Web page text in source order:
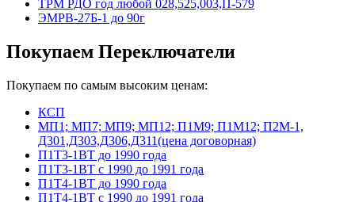
ТРМ РДО год любой 028,525,003,П-579
ЭМРВ-27Б-1 до 90г
Покупаем Переключатели
Покупаем по самым высоким ценам:
КСП
МП1; МП7; МП9; МП12; П1М9; П1М12; П2М-1,
Д301,Д303,Д306,Д311(цена договорная)
П1Т3-1ВТ до 1990 года
П1Т3-1ВТ с 1990 до 1991 года
П1Т4-1ВТ до 1990 года
П1Т4-1ВТ с 1990 до 1991 года